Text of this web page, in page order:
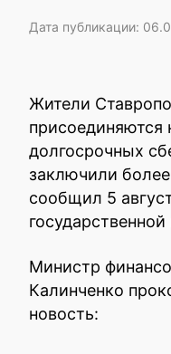
Дата публикации:
Жители
долгосрочных
заключили
сообщил 5
Министр
Калинченко
новость: